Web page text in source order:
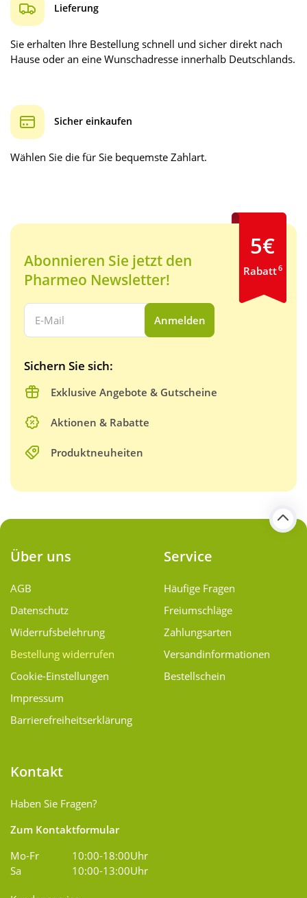
Lieferung
Sie erhalten Ihre Bestellung schnell und sicher direkt nach
Hause oder an eine Wunschadresse innerhalb Deutschlands.
Sicher einkaufen
Wählen Sie die für Sie bequemste Zahlart.
Abonnieren Sie jetzt den
Pharmeo Newsletter!
Ihre E-Mail Adresse:
Anmelden
Sichern Sie sich:
Exklusive Angebote & Gutscheine
Aktionen & Rabatte
Produktneuheiten
5€
Rabatt6
Über uns
AGB
Datenschutz
Widerrufsbelehrung
Bestellung widerrufen
Cookie-Einstellungen
Impressum
Barrierefreiheitserklärung
Service
Häufige Fragen
Freiumschläge
Zahlungsarten
Versand­informationen
Bestellschein
Kontakt
Haben Sie Fragen?
Zum Kontaktformular
Mo-Fr
10:00-18:00Uhr
Sa
10:00-13:00Uhr